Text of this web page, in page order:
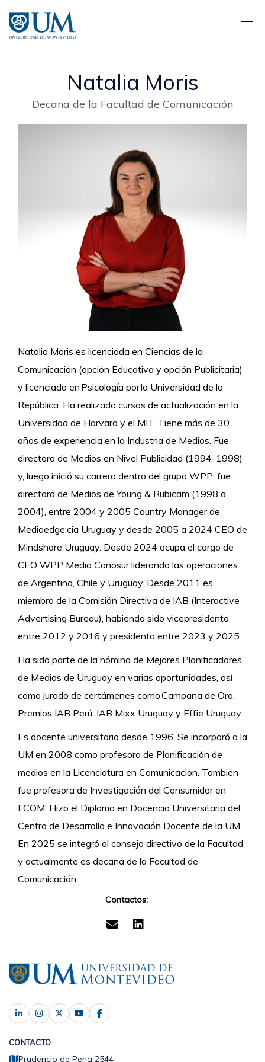
contenido
principal
Natalia Moris
Decana de la Facultad de Comunicación
Natalia Moris es licenciada en Ciencias de la
Comunicación (opción Educativa y opción Publicitaria)
y licenciada en Psicología por la Universidad de la
República. Ha realizado cursos de actualización en la
Universidad de Harvard y el MIT. Tiene más de 30
años de experiencia en la Industria de Medios. Fue
directora de Medios en Nivel Publicidad (1994-1998)
y, luego inició su carrera dentro del grupo WPP: fue
directora de Medios de Young & Rubicam (1998 a
2004), entre 2004 y 2005 Country Manager de
Mediaedge:cia Uruguay y desde 2005 a 2024 CEO de
Mindshare Uruguay. Desde 2024 ocupa el cargo de
CEO WPP Media Conosur liderando las operaciones
de Argentina, Chile y Uruguay. Desde 2011 es
miembro de la Comisión Directiva de IAB (Interactive
Advertising Bureau), habiendo sido vicepresidenta
entre 2012 y 2016 y presidenta entre 2023 y 2025.
Ha sido parte de la nómina de Mejores Planificadores
de Medios de Uruguay en varias oportunidades, así
como jurado de certámenes como Campana de Oro,
Premios IAB Perú, IAB Mixx Uruguay y Effie Uruguay.
Es docente universitaria desde 1996. Se incorporó a la
UM en 2008 como profesora de Planificación de
medios en la Licenciatura en Comunicación. También
fue profesora de Investigación del Consumidor en
FCOM. Hizo el Diploma en Docencia Universitaria del
Centro de Desarrollo e Innovación Docente de la UM.
En 2025 se integró al consejo directivo de la Facultad
y actualmente es decana de la Facultad de
Comunicación.
Contactos:
CONTACTO
Prudencio de Pena 2544